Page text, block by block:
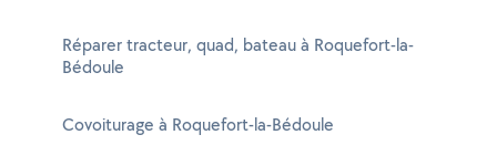
Réparer tracteur, quad, bateau à Roquefort-la-
Bédoule
Covoiturage à Roquefort-la-Bédoule